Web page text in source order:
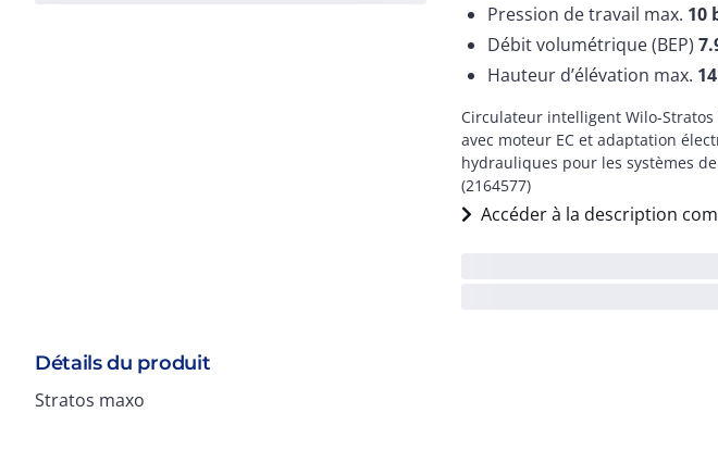
Pression de travail max. 10
Débit volumétrique (BEP)
Hauteur d’élévation max.
Circulateur intelligent Wilo-Stratos
avec moteur EC et adaptation
hydrauliques pour les systèmes
(2164577)
Accéder à la description
Détails du produit
Stratos maxo